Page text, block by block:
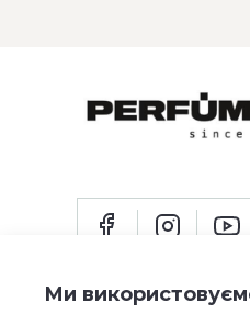
Ми